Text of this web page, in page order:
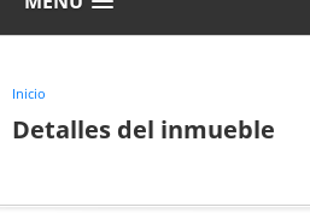
Inicio
Detalles del inmueble